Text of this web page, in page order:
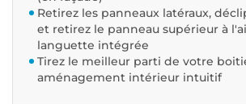
Retirez les panneaux latéraux,
et retirez le panneau supérieur à
languette intégrée
Tirez le meilleur parti de votre
aménagement intérieur intuitif